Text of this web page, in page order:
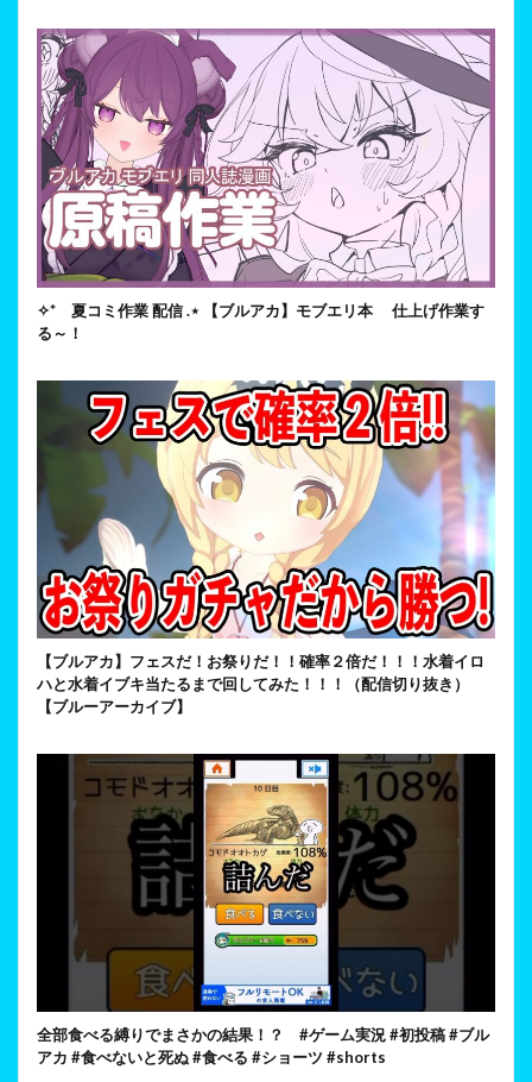
✧* 夏コミ作業 配信 .⋆ 【ブルアカ】モブエリ本 仕上げ作業す
る～！
【ブルアカ】フェスだ！お祭りだ！！確率２倍だ！！！水着イロ
ハと水着イブキ当たるまで回してみた！！！（配信切り抜き）
【ブルーアーカイブ】
全部食べる縛りでまさかの結果！？ #ゲーム実況 #初投稿 #ブル
アカ #食べないと死ぬ #食べる #ショーツ #shorts